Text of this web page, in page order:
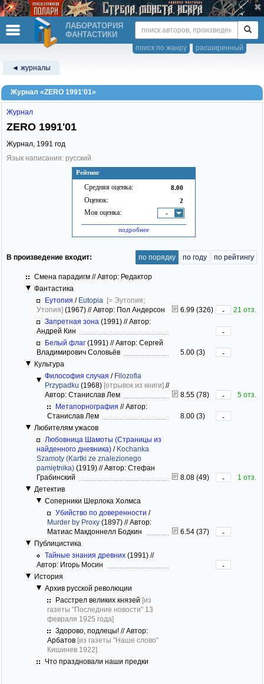
ЛАБОРАТОРИЯ
ФАНТАСТИКИ
расширенный
поиск по жанру
◄ журналы
Журнал «ZERO 1991'01»
Рейтинг
Средняя оценка: 8.00
Оценок: 2
Моя оценка: -
подробнее
Журнал
ZERO 1991'01
Журнал, 1991 год
Язык написания: русский
В произведение входит: по порядку по году по рейтингу
Смена парадигм // Автор: Редактор
Фантастика
Еутопия / Eutopia [= Эутопия;
Утопия] (1967) //Автор: Пол Андерсон 6.99 (326) -
21 отз.
Запретная зона (1991) //Автор:
Андрей Кин
-
Белый флаг (1991) //Автор: Сергей
Владимирович Соловьёв
5.00 (3)
-
Культура
Философия случая / Filozofia
Przypadku (1968) [отрывок из книги] //
Автор: Станислав Лем
8.55 (78) -
5 отз.
Метапорнография //Автор:
Станислав Лем
8.00 (3)
-
Любителям ужасов
Любовница Шамоты (Страницы из
найденного дневника) / Kochanka
Szamoty (Kartki ze znalezionego
pamiętnika) (1919) //Автор: Стефан
Грабинский
8.08 (49) -
1 отз.
Детектив
Соперники Шерлока Холмса
Убийство по доверенности /
Murder by Proxy (1897) //Автор:
Матиас Макдоннелл Бодкин
6.54 (37)
-
Публицистика
Тайные знания древних (1991) //
Автор: Игорь Мосин
-
История
Архив русской революции
Расстрел великих князей [из
газеты "Последние новости" 13
февраля 1925 года]
Здорово, подлецы! // Автор:
Арбатов [из газеты "Наше слово"
Кишинев 1922]
Что праздновали наши предки